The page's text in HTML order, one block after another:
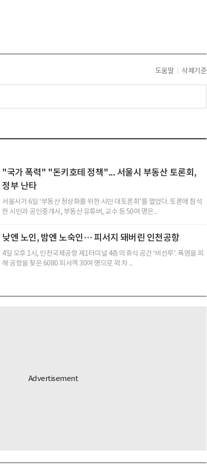
도움말 삭제기준
"국가 폭력" "돈키호테 정책"... 서울시 부동산 토론회,
정부 난타
서울시가 6일 ‘부동산 정상화를 위한 시민 대토론회’를 열었다. 토론에 참석
한 시민과 공인중개사, 부동산 유튜버, 교수 등 50여 명은...
낮엔 노인, 밤엔 노숙인… 피서지 돼버린 인천공항
4일 오후 1시, 인천국제공항 제1터미널 4층의 휴식 공간 ‘비선루’. 폭염을 피
해 공항을 찾은 6080 피서객 30여 명으로 꽉 차 ...